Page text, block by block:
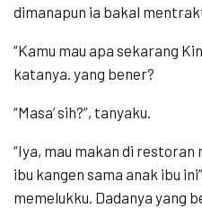
dimanapun ia bakal
“Kamu mau apa sekarang
katanya. yang bener?
“Masa’ sih?”, tanyaku.
“Iya, mau makan di restoran
ibu kangen sama anak ibu
memelukku. Dadanya yang